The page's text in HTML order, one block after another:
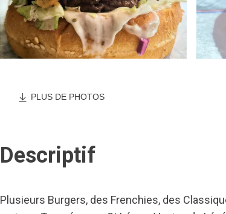
PLUS DE PHOTOS
Descriptif
Plusieurs Burgers, des Frenchies, des